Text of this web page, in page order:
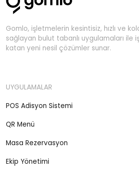
Gomlo, işletmelerin kesintisiz, hızlı ve
sağlayan bulut tabanlı uygulamaları ile
katan yeni nesil çözümler sunar.
UYGULAMALAR
POS Adisyon Sistemi
QR Menü
Masa Rezervasyon
Ekip Yönetimi